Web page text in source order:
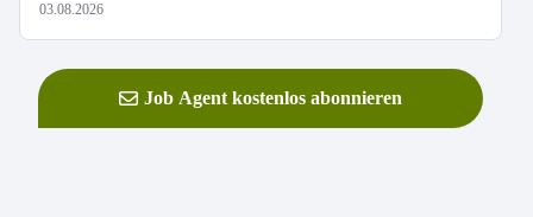
03.08.2026
Job Agent kostenlos abonnieren